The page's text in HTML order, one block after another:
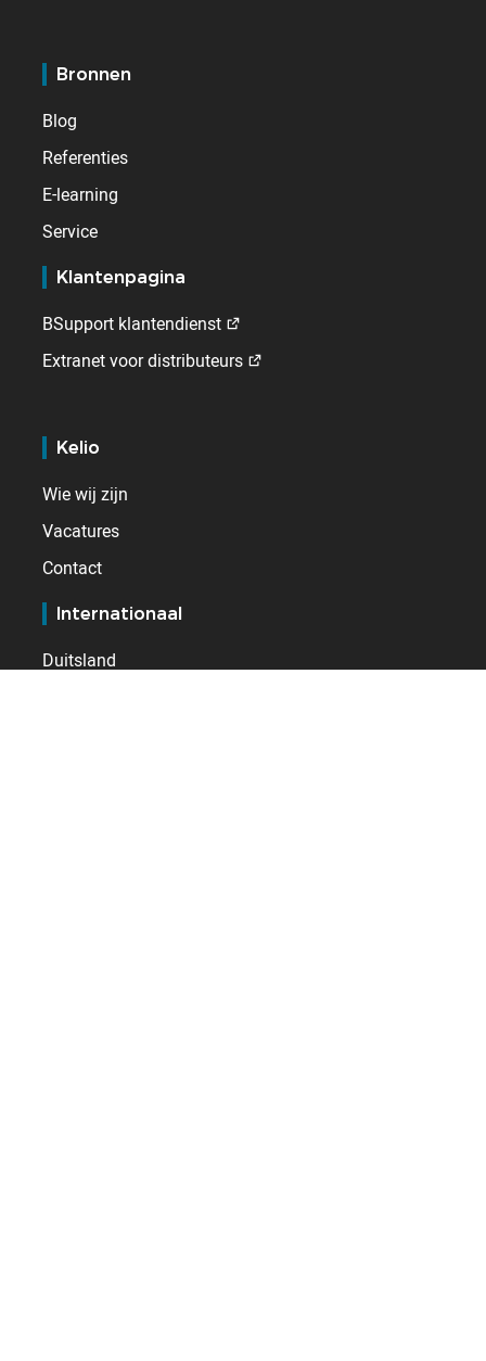
Bronnen
Blog
Referenties
E-learning
Service
Klantenpagina
BSupport klantendienst
Extranet voor distributeurs
Kelio
Wie wij zijn
Vacatures
Contact
Internationaal
Duitsland